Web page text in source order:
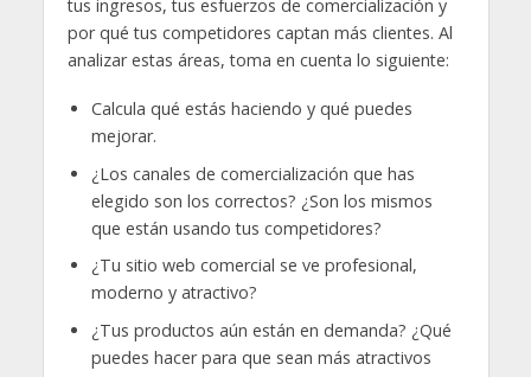
tus ingresos, tus esfuerzos de comercialización y
por qué tus competidores captan más clientes. Al
analizar estas áreas, toma en cuenta lo siguiente:
Calcula qué estás haciendo y qué puedes
mejorar.
¿Los canales de comercialización que has
elegido son los correctos? ¿Son los mismos
que están usando tus competidores?
¿Tu sitio web comercial se ve profesional,
moderno y atractivo?
¿Tus productos aún están en demanda? ¿Qué
puedes hacer para que sean más atractivos